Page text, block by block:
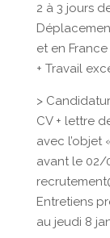
2 à 3 jours
et en France
+ Travail
>
CV + lettre
avec l’objet
avant le 02/
Entretiens
au jeudi 8